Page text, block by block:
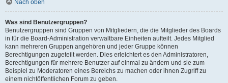
Nach oben
Was sind Benutzergruppen?
Benutzergruppen sind Gruppen von Mitgliedern, die die Mitglieder des Boards
in für die Board-Administration verwaltbare Einheiten aufteilt. Jedes Mitglied
kann mehreren Gruppen angehören und jeder Gruppe können
Berechtigungen zugeteilt werden. Dies erleichtert es den Administratoren,
Berechtigungen für mehrere Benutzer auf einmal zu ändern und sie zum
Beispiel zu Moderatoren eines Bereichs zu machen oder ihnen Zugriff zu
einem nichtöffentlichen Forum zu geben.